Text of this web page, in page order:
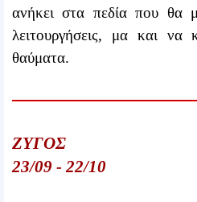
ανήκει στα πεδία που θα
λειτουργήσεις, μα και να
θαύματα.
ΖΥΓΟΣ
23/09 - 22/10